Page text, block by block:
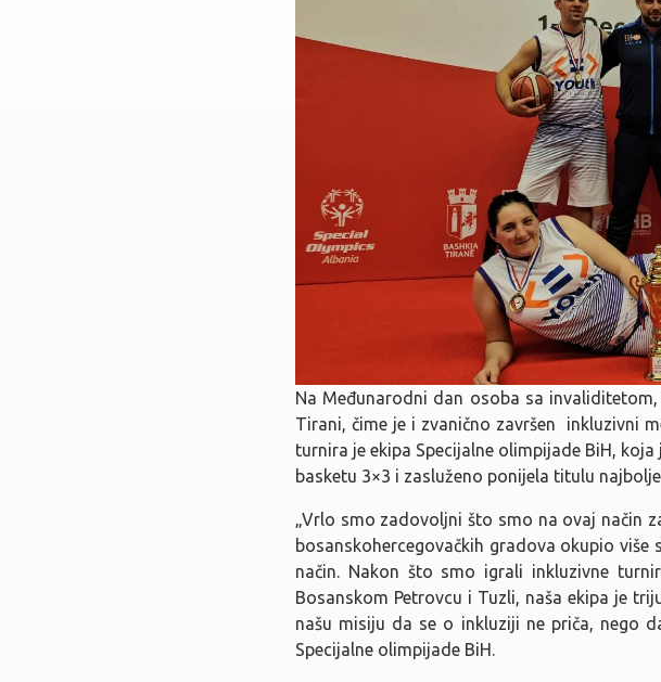
Na Međunarodni dan osoba sa
Tirani, čime je i zvanično završen inkluzivni
turnira je ekipa Specijalne olimpijade BiH,
basketu 3×3 i zasluženo ponijela titulu
„Vrlo smo zadovoljni što smo na ovaj način
bosanskohercegovačkih gradova okupio
način. Nakon što smo igrali inkluzivne
Bosanskom Petrovcu i Tuzli, naša ekipa je
našu misiju da se o inkluziji ne priča, nego
Specijalne olimpijade BiH.